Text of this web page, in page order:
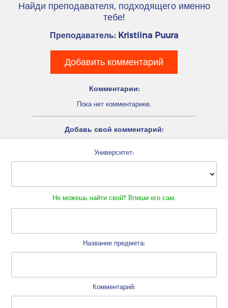
Найди преподавателя, подходящего именно
тебе!
Преподаватель: Kristiina Puura
Добавить комментарий
Комментарии:
Пока нет комментариев.
Добавь свой комментарий:
Университет:
Не можешь найти свой? Впиши его сам.
Название предмета:
Комментарий: